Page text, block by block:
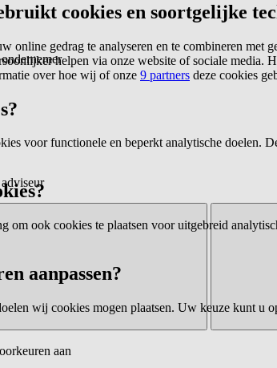
cookies en soortgelijke
online gedrag te analyseren en te combineren met
helpen via onze website of sociale media.
over hoe wij of onze 9 partners deze cookies
voor functionele en beperkt analytische doelen.
om ook cookies te plaatsen voor uitgebreid
aanpassen?
wij cookies mogen plaatsen. Uw keuze kunt u
aan